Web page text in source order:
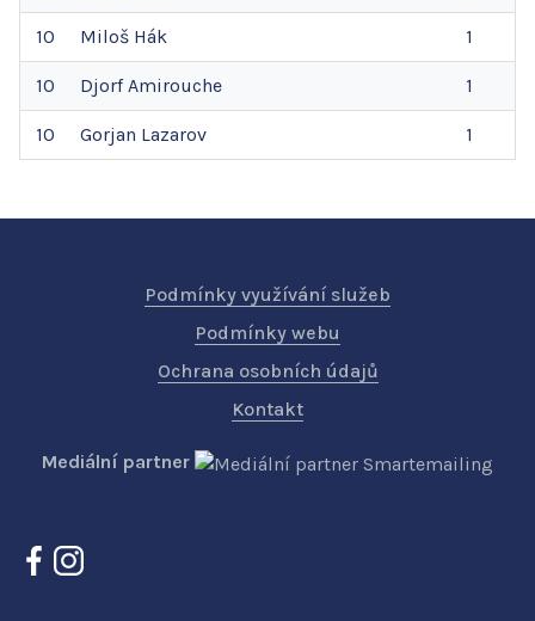
10 Miloš Hák 1
10 Djorf Amirouche 1
10 Gorjan Lazarov 1
Podmínky využívání služeb
Podmínky webu
Ochrana osobních údajů
Kontakt
Mediální partner